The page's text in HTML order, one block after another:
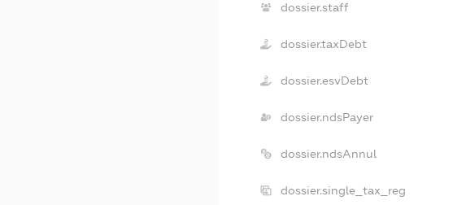
dossier.staff
dossier.taxDebt
dossier.esvDebt
dossier.ndsPayer
dossier.ndsAnnul
dossier.single_tax_reg